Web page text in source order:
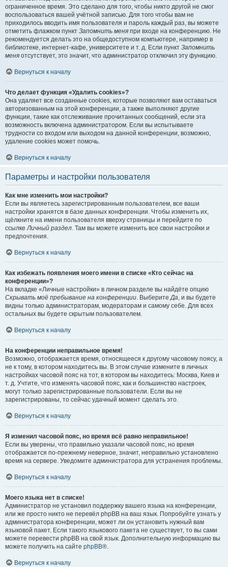
ограниченное время. Это сделано для того, чтобы никто другой не смог
воспользоваться вашей учётной записью. Для того чтобы вам не
приходилось вводить имя пользователя и пароль каждый раз, вы можете
отметить флажком пункт Запомнить меня при входе на конференцию. Не
рекомендуется делать это на общедоступном компьютере, например в
библиотеке, интернет-кафе, университете и т. д. Если пункт Запомнить
меня отсутствует, это значит, что администратор отключил эту функцию.
Вернуться к началу
Что делает функция «Удалить cookies»?
Она удаляет все созданные cookies, которые позволяют вам оставаться
авторизованным на этой конференции, а также выполняют другие
функции, такие как отслеживание прочитанных сообщений, если эта
возможность включена администратором. Если вы испытываете
трудности со входом или выходом на данной конференции, возможно,
удаление cookies может помочь.
Вернуться к началу
Параметры и настройки пользователя
Как мне изменить мои настройки?
Если вы являетесь зарегистрированным пользователем, все ваши
настройки хранятся в базе данных конференции. Чтобы изменить их,
щёлкните на имени пользователя вверху страницы и перейдите по
ссылкеЛичный раздел. Там вы можете изменить все свои настройки и
предпочтения.
Вернуться к началу
Как избежать появления моего имени в списке «Кто сейчас на
конференции»?
На вкладке «Личные настройки» в личном разделе вы найдёте опцию
Скрывать моё пребывание на конференции. ВыберитеДа, и вы будете
видны только администраторам, модераторам и самому себе. Для всех
остальных вы будете скрытым пользователем.
Вернуться к началу
На конференции неправильное время!
Возможно, отображается время, относящееся к другому часовому поясу, а
не к тому, в котором находитесь вы. В этом случае измените в личных
настройках часовой пояс на тот, в котором вы находитесь: Москва, Киев и
т. д. Учтите, что изменять часовой пояс, как и большинство настроек,
могут только зарегистрированные пользователи. Если вы не
зарегистрированы, то сейчас удачный момент сделать это.
Вернуться к началу
Я изменил часовой пояс, но время всё равно неправильное!
Если вы уверены, что правильно указали часовой пояс, но время
отображается по-прежнему неверное, значит, неправильно установлено
время на сервере. Уведомите администратора для устранения проблемы.
Вернуться к началу
Моего языка нет в списке!
Администратор не установил поддержку вашего языка на конференции,
или же просто никто не перевёл phpBB на ваш язык. Попробуйте узнать у
администратора конференции, может ли он установить нужный вам
языковой пакет. Если такого языкового пакета не существует, то вы сами
можете перевести phpBB на свой язык. Дополнительную информацию вы
можете получить на сайте phpBB®.
Вернуться к началу